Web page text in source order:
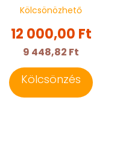
Kölcsönözhető
12 000,00 Ft
9 448,82 Ft
Kölcsönzés